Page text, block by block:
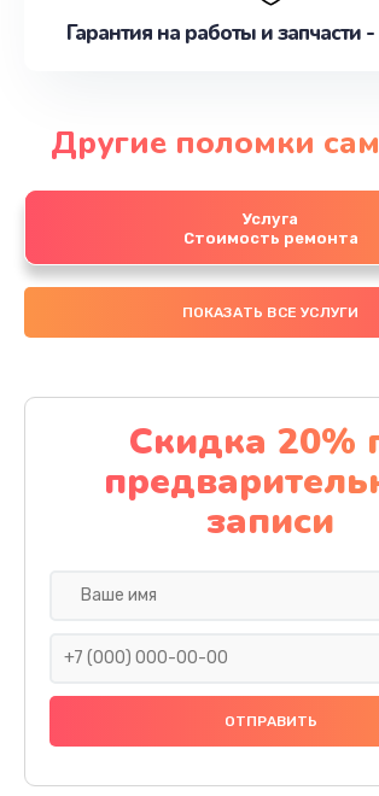
Гарантия на работы и запчасти
Другие поломки
Услуга
Стоимость ремонта
ПОКАЗАТЬ ВСЕ УСЛУГИ
Скидка 20%
записи